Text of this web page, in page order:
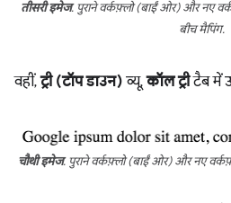
तीसरी इमेज. पुराने वर्कफ़्लो (बाईं ओर) और नए
बीच मैपिंग.
वहीं,ट्री (टॉप डाउन) व्यू,कॉल ट्रीटैब में
चौथी इमेज. पुराने वर्कफ़्लो (बाईं ओर) और नए